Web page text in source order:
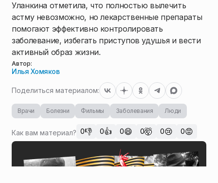
Уланкина отметила, что полностью вылечить
астму невозможно, но лекарственные препараты
помогают эффективно контролировать
заболевание, избегать приступов удушья и вести
активный образ жизни.
Автор:
Илья Хомяков
Поделиться материалом:
Врачи Болезни Фильмы Заболевания Люди
Как вам материал? 0👎 0👍 0😄 0🤯 0😢 0😡